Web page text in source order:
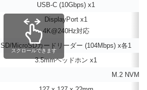
USB-C (10Gbps) x1
DisplayPort x1
4K@240Hz対応
SD/MicroSDカードリーダー (104Mbps) x各1
3.5mmヘッドホン x1
M.2 NVMe
スクロールできます